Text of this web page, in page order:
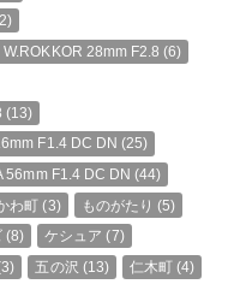
W.ROKKOR 28mm F2.8 (6)
(13)
F1.4 DC DN (25)
56mm F1.4 DC DN (44)
わ町 (3) ものがたり (5)
(8) ケシュア (7)
五の沢 (13) 仁木町 (4)